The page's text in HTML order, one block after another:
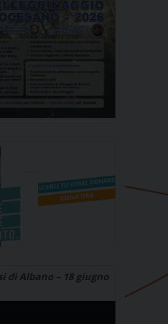
di Albano – 18 giugno